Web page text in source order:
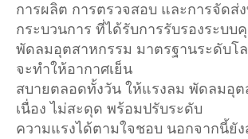
การผลิต การตรวจสอบ และการจัดส่
กระบวนการ ที่ได้รับการรับรองระบบ
พัดลมอุตสาหกรรม มาตรฐานระดับโ
จะทำให้อากาศเย็น
สบายตลอดทั้งวัน ให้แรงลม พัดลมอุ
เนื่อง ไม่สะดุด พร้อมปรับระดับ
ความแรงได้ตามใจชอบ นอกจากนี้ยั